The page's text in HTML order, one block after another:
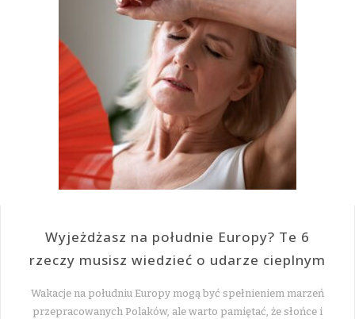
Wyjeżdżasz na południe Europy? Te 6
rzeczy musisz wiedzieć o udarze cieplnym
Wakacje na południu Europy mogą być spełnieniem marzeń
przepracowanych Polaków, ale warto pamiętać, że słońce i